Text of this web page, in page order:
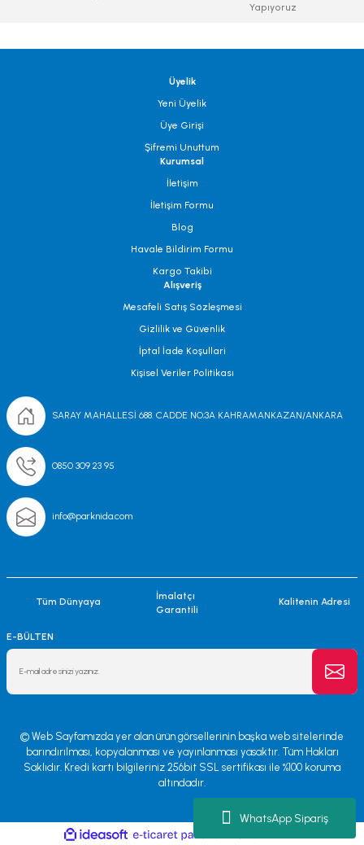
WhatsApp Sipariş
Yapıyoruz
Üyelik
Yeni Üyelik
Üye Girişi
Şifremi Unuttum
Kurumsal
İletişim
İletişim Formu
Blog
Havale Bildirim Formu
Kargo Takibi
Alışveriş
Mesafeli Satış Sözleşmesi
Gizlilik ve Güvenlik
İptal İade Koşullari
Kişisel Veriler Politikası
SARAY MAHALLESİ 688. CADDE NO;3A KAHRAMANKAZAN/ANKARA
0850 309 23 95
info@parknida.com
Tüm Dünyaya
İmalatçı
Garantili
Kalitenin Adresi
E-BÜLTEN
© Web Sayfamızda yer alan ürün görsellerinin başka web sitelerinde
barındırılması, kopyalanması ve yayınlanması yasaktır. Tüm Hakları
Saklıdır. Kredi kartı bilgileriniz 256bit SSL sertifikası ile %100 koruma
altındadır.
ideasoft